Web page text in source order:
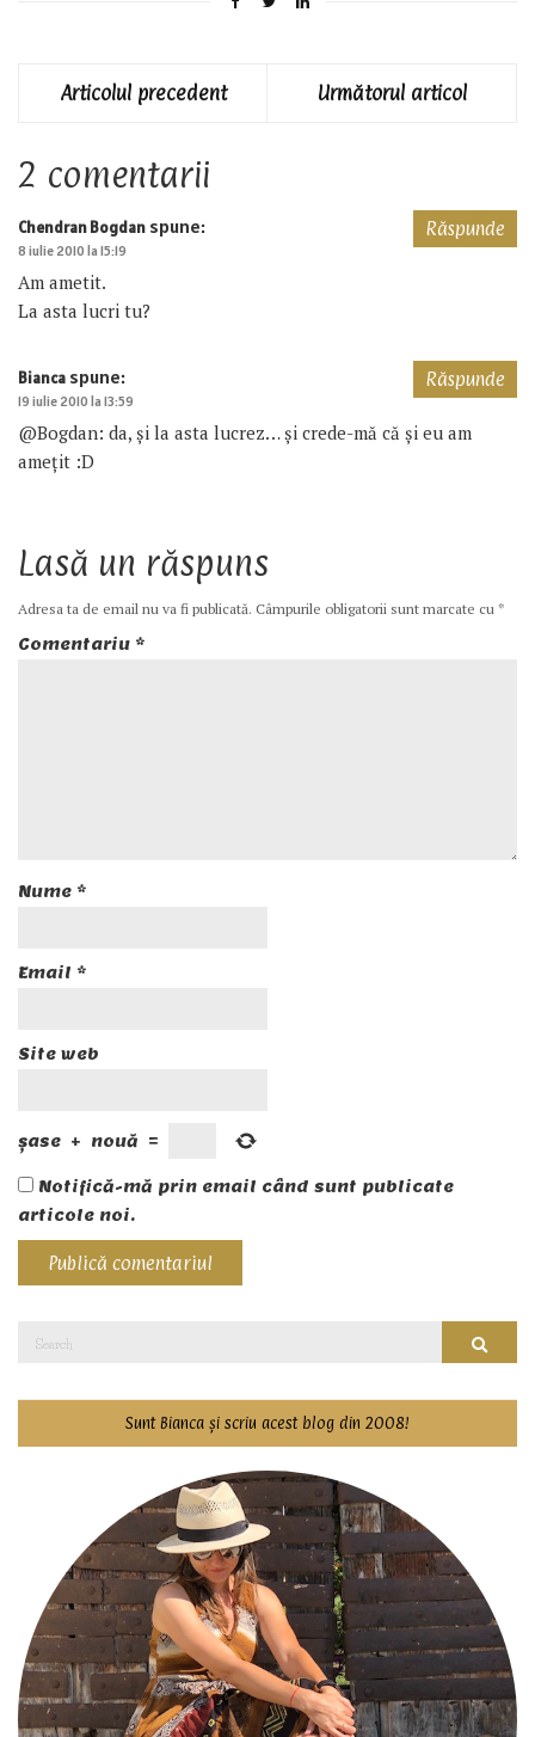
Articolul precedent Următorul articol
2 comentarii
Chendran Bogdan spune:
8 iulie 2010 la 15:19
Am ametit.
La asta lucri tu?
Răspunde
Bianca spune:
19 iulie 2010 la 13:59
@Bogdan: da, și la asta lucrez… și crede-mă că și eu am
amețit :D
Răspunde
Lasă un răspuns
Adresa ta de email nu va fi publicată. Câmpurile obligatorii sunt marcate cu *
Comentariu *
Nume *
Email *
Site web
șase + nouă =
Notifică-mă prin email când sunt publicate
articole noi.
Sunt Bianca și scriu acest blog din 2008!